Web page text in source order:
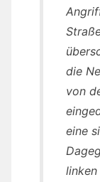
die
von
eine
linken